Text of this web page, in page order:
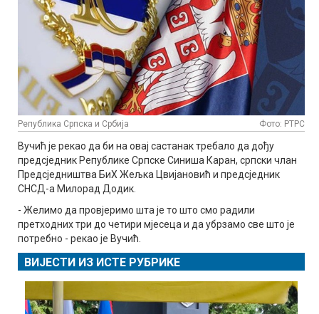
Република Српска и Србија Фото: РТРС
Вучић је рекао да би на овај састанак требало да дођу
предсједник Републике Српске Синиша Каран, српски члан
Предсједништва БиХ Жељка Цвијановић и предсједник
СНСД-а Милорад Додик.
- Желимо да провјеримо шта је то што смо радили
претходних три до четири мјесеца и да убрзамо све што је
потребно - рекао је Вучић.
ВИЈЕСТИ ИЗ ИСТЕ РУБРИКЕ